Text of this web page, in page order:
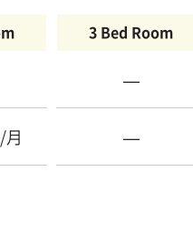
3 Bed Room
—
月 —